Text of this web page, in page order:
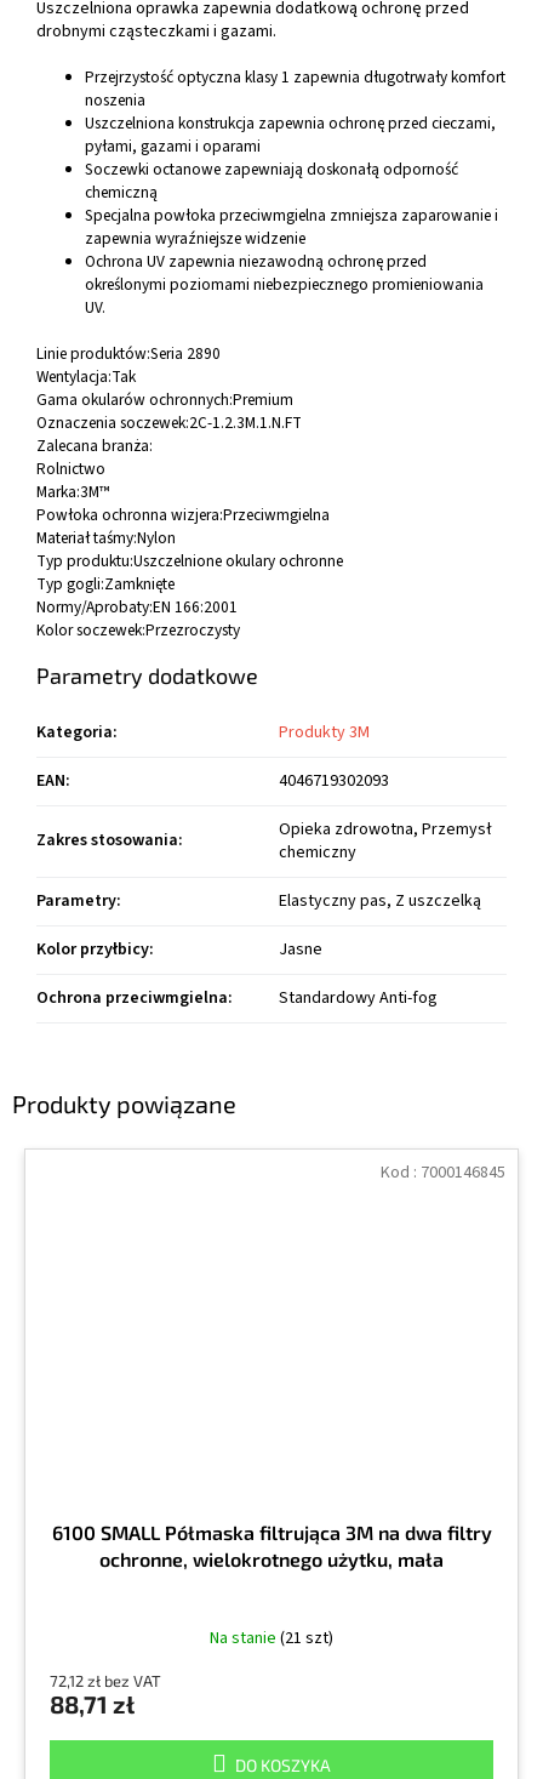
Produkty powiązane
6100 SMALL Półmaska filtrująca 3M na dwa filtry
ochronne, wielokrotnego użytku, mała
Na stanie (21 szt)
72,12 zł bez VAT
88,71 zł
DO KOSZYKA
Kod : 7000146845
Uszczelniona oprawka zapewnia dodatkową ochronę przed
drobnymi cząsteczkami i gazami.
Przejrzystość optyczna klasy 1 zapewnia długotrwały komfort
noszenia
Uszczelniona konstrukcja zapewnia ochronę przed cieczami,
pyłami, gazami i oparami
Soczewki octanowe zapewniają doskonałą odporność
chemiczną
Specjalna powłoka przeciwmgielna zmniejsza zaparowanie i
zapewnia wyraźniejsze widzenie
Ochrona UV zapewnia niezawodną ochronę przed
określonymi poziomami niebezpiecznego promieniowania
UV.
Linie produktów:Seria 2890
Wentylacja:Tak
Gama okularów ochronnych:Premium
Oznaczenia soczewek:2C-1.2.3M.1.N.FT
Zalecana branża:
Rolnictwo
Marka:3M™
Powłoka ochronna wizjera:Przeciwmgielna
Materiał taśmy:Nylon
Typ produktu:Uszczelnione okulary ochronne
Typ gogli:Zamknięte
Normy/Aprobaty:EN 166:2001
Kolor soczewek:Przezroczysty
Parametry dodatkowe
Kategoria:
Produkty 3M
EAN: 4046719302093
Zakres stosowania:
Opieka zdrowotna, Przemysł
chemiczny
Parametry:
Elastyczny pas, Z uszczelką
Kolor przyłbicy:
Jasne
Ochrona przeciwmgielna: Standardowy Anti-fog